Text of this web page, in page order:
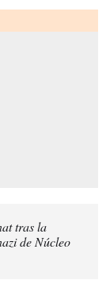
tras la
de Núcleo